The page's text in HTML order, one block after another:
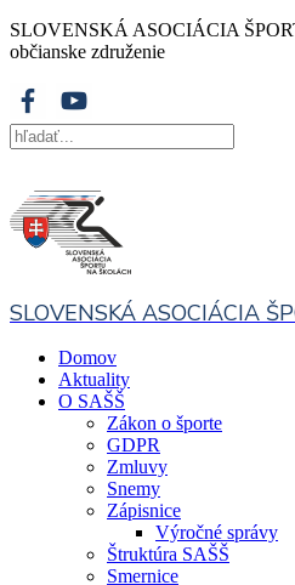
SLOVENSKÁ ASOCIÁCIA
občianske združenie
SLOVENSKÁ ASOCIÁCIA
Domov
Aktuality
O SAŠŠ
Zákon o športe
GDPR
Zmluvy
Snemy
Zápisnice
Výročné správy
Štruktúra SAŠŠ
Smernice